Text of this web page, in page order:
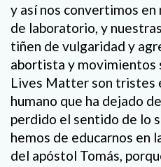
y así nos convertimos
de laboratorio, y
tiñen de vulgaridad y
abortista y movimientos
Lives Matter son tristes
humano que ha dejado
perdido el sentido de lo
hemos de educarnos en
del apóstol Tomás,